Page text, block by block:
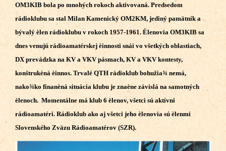
OM3KIB bola po mnohých rokoch aktivovaná. Predsedom
rádioklubu sa stal Milan Kamenický OM2KM, jediný pamätník a
bývalý èlen rádioklubu v rokoch 1957-1961. Èlenovia OM3KIB sa
dnes venujú rádioamatérskej èinnosti snáï vo všetkých oblastiach,
DX prevádzka na KV a VKV pásmach, KV a VKV kontesty,
konštrukèná èinnos. Trvalé QTH rádioklub bohužia¾ nemá,
nako¾ko finanèná situácia klubu je znaène závislá na samotných
èlenoch. Momentálne má klub 6 èlenov, všetci sú aktívni
rádioamatéri. Rádioklub ako aj všetci jeho èlenovia sú èlenmi
Slovenského Zväzu Rádioamatérov (SZR).